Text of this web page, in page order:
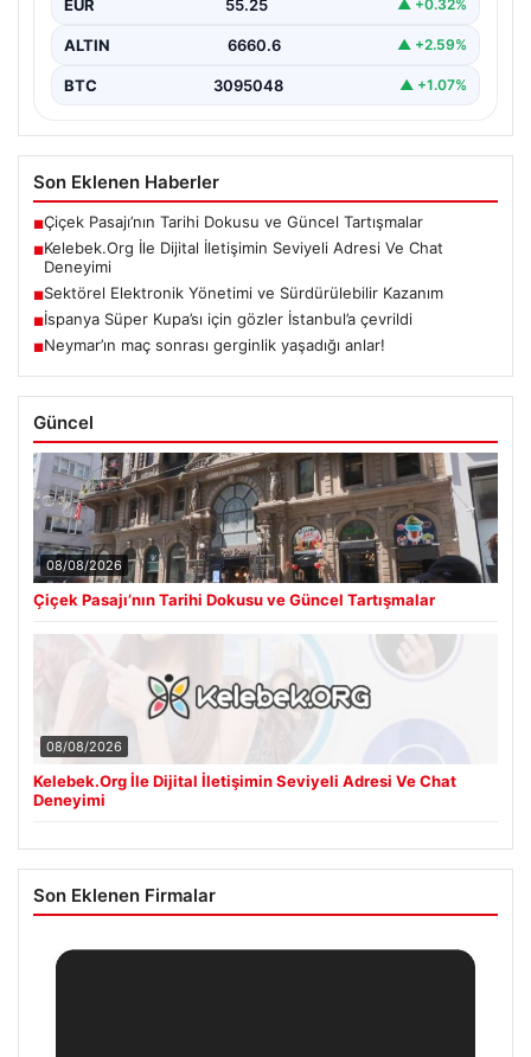
EUR 55.25 ▲ +0.32%
ALTIN 6660.6 ▲ +2.59%
BTC 3095048 ▲ +1.07%
Son Eklenen Haberler
■Çiçek Pasajı’nın Tarihi Dokusu ve Güncel Tartışmalar
■Kelebek.Org İle Dijital İletişimin Seviyeli Adresi Ve Chat
Deneyimi
■Sektörel Elektronik Yönetimi ve Sürdürülebilir Kazanım
■İspanya Süper Kupa’sı için gözler İstanbul’a çevrildi
■Neymar’ın maç sonrası gerginlik yaşadığı anlar!
Güncel
08/08/2026
Çiçek Pasajı’nın Tarihi Dokusu ve Güncel Tartışmalar
08/08/2026
Kelebek.Org İle Dijital İletişimin Seviyeli Adresi Ve Chat
Deneyimi
Son Eklenen Firmalar